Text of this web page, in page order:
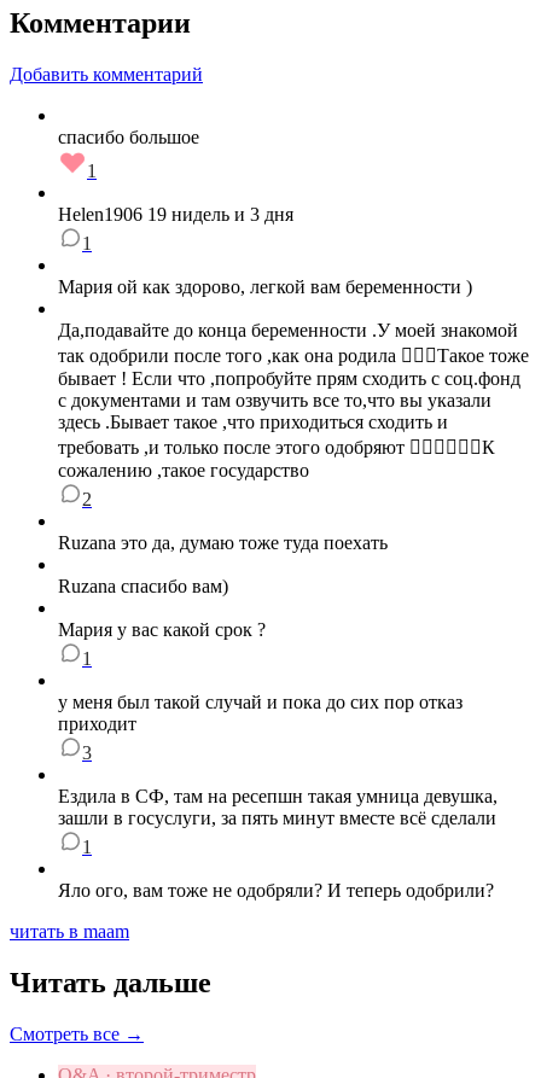
Комментарии
Добавить комментарий
спасибо большое
1
Helen1906 19 нидель и 3 дня
1
Мария ой как здорово, легкой вам беременности )
Да,подавайте до конца беременности .У моей знакомой
так одобрили после того ,как она родила 🤷🏻‍♀️Такое тоже
бывает ! Если что ,попробуйте прям сходить с соц.фонд
с документами и там озвучить все то,что вы указали
здесь .Бывает такое ,что приходиться сходить и
требовать ,и только после этого одобряют 🤦🏻‍♀️💁🏻‍♀️К
сожалению ,такое государство
2
Ruzana это да, думаю тоже туда поехать
Ruzana спасибо вам)
Мария у вас какой срок ?
1
у меня был такой случай и пока до сих пор отказ
приходит
3
Ездила в СФ, там на ресепшн такая умница девушка,
зашли в госуслуги, за пять минут вместе всё сделали
1
Яло ого, вам тоже не одобряли? И теперь одобрили?
читать в maam
Читать дальше
Смотреть все →